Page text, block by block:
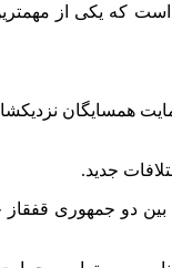
است که یکی از
همسایگان
جدید.
دو جمهوری قفقاز